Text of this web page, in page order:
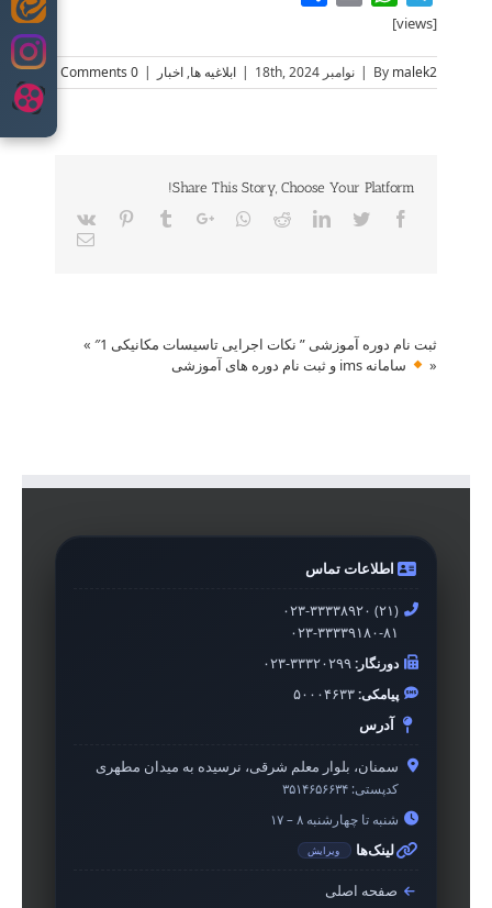
content
[views]
By malek2
| نوامبر 18th, 2024 | ابلاغیه ها, اخبار |
0 Comments
Share This Story, Choose Your Platform!
Facebook
Twitter
LinkedIn
Reddit
Whatsapp
Google+
Tumblr
Pinterest
Vk
Email
ثبت نام دوره آموزشی ” نکات اجرایی تاسیسات مکانیکی 1″
»
«
سامانه ims و ثبت نام دوره های آموزشی
اطلاعات تماس
۰۲۳-۳۳۳۳۸۹۲۰ (۲۱)
۰۲۳-۳۳۳۳۹۱۸۰-۸۱
دورنگار:۰۲۳-۳۳۳۲۰۲۹۹
پیامکی:۵۰۰۰۴۶۳۳
آدرس
سمنان، بلوار معلم شرقی، نرسیده به میدان مطهری
کدپستی: ۳۵۱۴۶۵۶۶۳۴
شنبه تا چهارشنبه ۸ – ۱۷
لینک‌ها ویرایش
صفحه اصلی